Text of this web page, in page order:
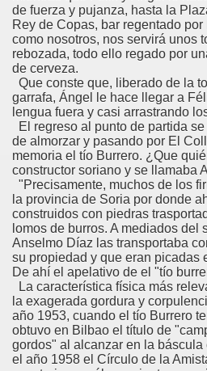
de fuerza y pujanza, hasta la
Rey de Copas, bar regentado
como nosotros, nos servirá unos
rebozada, todo ello regado por
de cerveza.
Que conste que, liberado de la
garrafa, Ángel le hace llegar a
lengua fuera y casi arrastrando
El regreso al punto de partida
de almorzar y pasando por El
memoria el tío Burrero. ¿Que
constructor soriano y se llamaba
"Precisamente, muchos de los
la provincia de Soria por donde
construidos con piedras
lomos de burros. A mediados del
Anselmo Díaz las transportaba
su propiedad y que eran picadas
De ahí el apelativo de el "tío
La característica física más
la exagerada gordura y
año 1953, cuando el tío Burrero
obtuvo en Bilbao el título de
gordos" al alcanzar en la
el año 1958 el Círculo de la